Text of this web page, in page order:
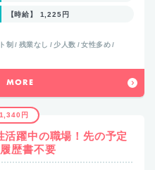
【時給】 1,225円
制 残業なし 少人数
女性多め
MORE
円
活躍中の職場！先の予定
歴書不要